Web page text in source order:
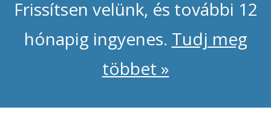
Frissítsen velünk, és további 12
hónapig ingyenes. Tudj meg
többet »